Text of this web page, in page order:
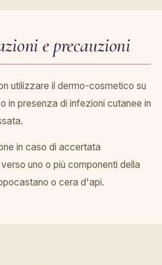
e precauzioni
utilizzare il dermo-cosmetico su
in presenza di infezioni cutanee in
in caso di accertata
uno o più componenti della
o cera d'api.